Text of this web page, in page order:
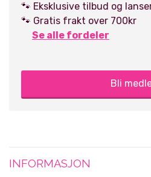
🐾 Eksklusive tilbud og
🐾 Gratis frakt over 700kr
Se alle fordeler
Bli
INFORMASJON